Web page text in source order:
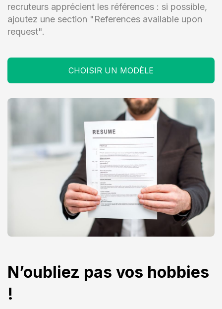
recruteurs apprécient les références : si possible,
ajoutez une section "References available upon
request".
CHOISIR UN MODÈLE
N’oubliez pas vos hobbies
!